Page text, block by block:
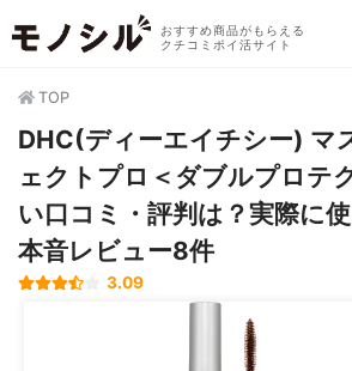
おすすめ商品がもらえる
クチコミポイ活サイト
TOP
DHC(ディーエイチシー) マ
ェクトプロ＜ダブルプロテ
い口コミ・評判は？実際に
本音レビュー8件
3.09